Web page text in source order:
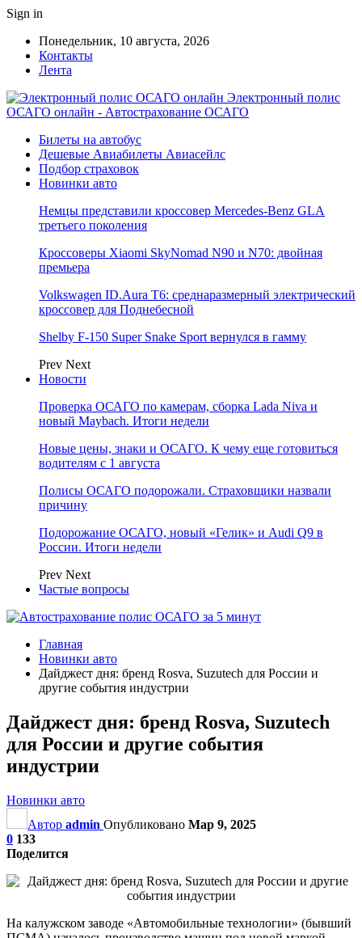
Sign in
Понедельник, 10 августа, 2026
Контакты
Лента
Электронный полис
ОСАГО онлайн - Автострахование ОСАГО
Билеты на автобус
Дешевые Авиабилеты Авиасейлс
Подбор страховок
Новинки авто
Немцы представили кроссовер Mercedes-Benz GLA
третьего поколения
Кроссоверы Xiaomi SkyNomad N90 и N70: двойная
премьера
Volkswagen ID.Aura T6: среднаразмерный электрический
кроссовер для Поднебесной
Shelby F-150 Super Snake Sport вернулся в гамму
Prev Next
Новости
Проверка ОСАГО по камерам, сборка Lada Niva и
новый Maybach. Итоги недели
Новые цены, знаки и ОСАГО. К чему еще готовиться
водителям с 1 августа
Полисы ОСАГО подорожали. Страховщики назвали
причину
Подорожание ОСАГО, новый «Гелик» и Audi Q9 в
России. Итоги недели
Prev Next
Частые вопросы
Главная
Новинки авто
Дайджест дня: бренд Rosva, Suzutech для России и
другие события индустрии
Дайджест дня: бренд Rosva, Suzutech
для России и другие события
индустрии
Новинки авто
Автор admin Опубликовано Мар 9, 2025
0 133
Поделится
На калужском заводе «Автомобильные технологии» (бывший